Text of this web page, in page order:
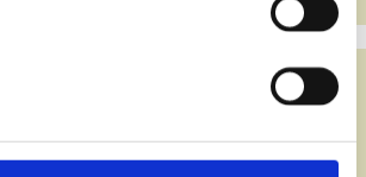
durch neueste Technik und modernste